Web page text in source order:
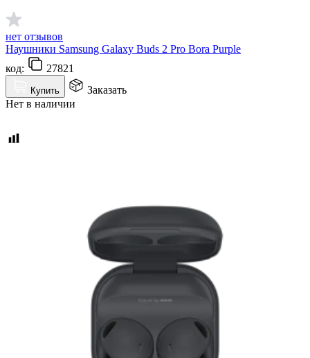
нет отзывов
Наушники Samsung Galaxy Buds 2 Pro Bora Purple
код:
27821
Купить
Заказать
Нет в наличии